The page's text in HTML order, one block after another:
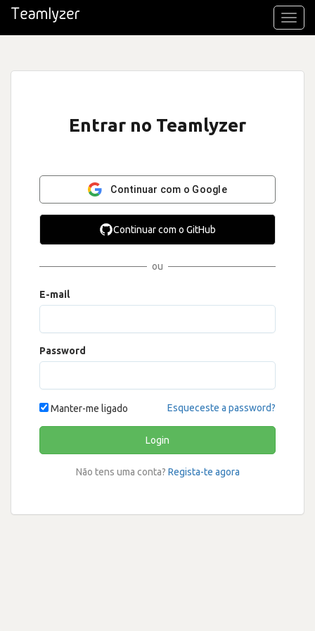
Entrar no Teamlyzer
Continuar com o Google
Continuar com o GitHub
ou
E-mail
Password
Manter-me ligado Esqueceste a password?
Login
Não tens uma conta? Regista-te agora